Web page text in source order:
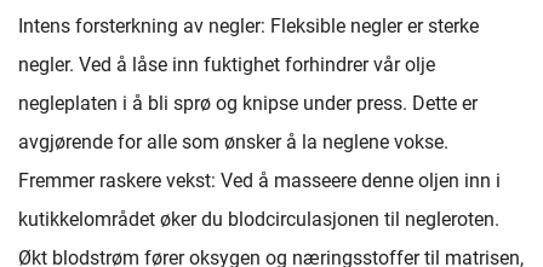
Intens forsterkning av negler: Fleksible negler er sterke
negler. Ved å låse inn fuktighet forhindrer vår olje
negleplaten i å bli sprø og knipse under press. Dette er
avgjørende for alle som ønsker å la neglene vokse.
Fremmer raskere vekst: Ved å masseere denne oljen inn i
kutikkelområdet øker du blodcirculasjonen til negleroten.
Økt blodstrøm fører oksygen og næringsstoffer til matrisen,